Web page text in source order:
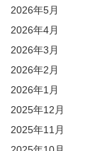
2026年5月
2026年4月
2026年3月
2026年2月
2026年1月
2025年12月
2025年11月